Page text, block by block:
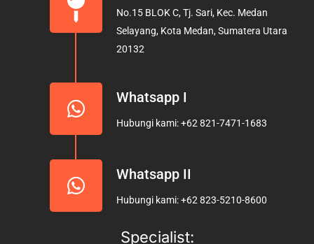
o
k
r
a
e
No.15 BLOK C, Tj. Sari, Kec. Medan
Selayang, Kota Medan, Sumatera Utara
20132
Whatsapp I
Hubungi kami: +62 821-7471-1683
Whatsapp II
Hubungi kami: +62 823-5210-8600
Specialist: